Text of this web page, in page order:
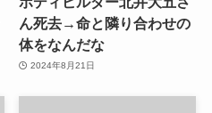
ん死去→命と隣り合わせの
体をなんだな
2024年8月21日